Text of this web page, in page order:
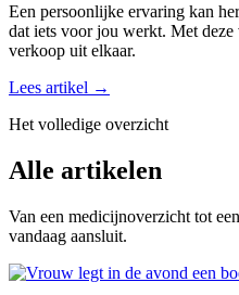
Een persoonlijke ervaring kan
dat iets voor jou werkt. Met
verkoop uit elkaar.
Lees artikel →
Het volledige overzicht
Alle artikelen
Van een medicijnoverzicht tot
vandaag aansluit.